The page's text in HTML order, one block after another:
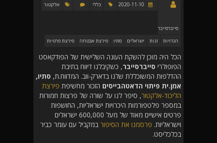
סייברסייבר
כללי אלקטור
הכרויות זנות ישראלים סתיו פירצת אבטחה פירצת פרטיות
הכל היה מוכן להשקת העונה השלישית של הפודקאסט
הפופולרי סייברסייבר, כשקיבלנו דיווח בתיבת
ההדלפות המשוכללת שלנו בדארק-ווב. המדווח.ת, סתיו,
אמן.ית פיתוי הדאטהבייסים הזכור מחשיפת פירצת
הליכוד-אלקטור, סיפר לנו על שורה של פרצות חמורות
במספר פלטפורמות היכרויות ישראליות, החושפות
פרטים אישיים מאוד של מעל 600,000 ישראלים
וישראליות. פרסמנו את הסיפור במקביל עם עומר כביר
בכלכליסט.